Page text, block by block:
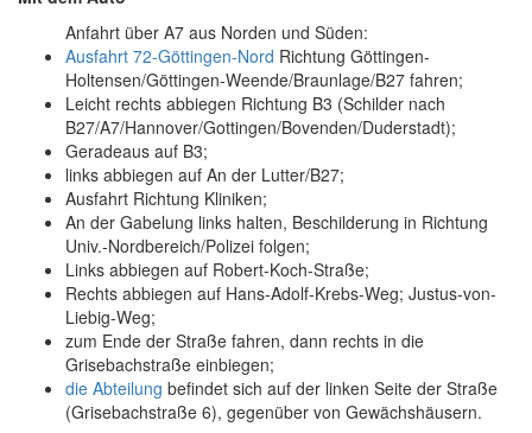
Anfahrt über A7 aus Norden und Süden:
Ausfahrt 72-Göttingen-Nord Richtung Göttingen-
Holtensen/Göttingen-Weende/Braunlage/B27 fahren;
Leicht rechts abbiegen Richtung B3 (Schilder nach
B27/A7/Hannover/Gottingen/Bovenden/Duderstadt);
Geradeaus auf B3;
links abbiegen auf An der Lutter/B27;
Ausfahrt Richtung Kliniken;
An der Gabelung links halten, Beschilderung in Richtung
Univ.-Nordbereich/Polizei folgen;
Links abbiegen auf Robert-Koch-Straße;
Rechts abbiegen auf Hans-Adolf-Krebs-Weg; Justus-von-
Liebig-Weg;
zum Ende der Straße fahren, dann rechts in die
Grisebachstraße einbiegen;
die Abteilung befindet sich auf der linken Seite der Straße
(Grisebachstraße 6), gegenüber von Gewächshäusern.